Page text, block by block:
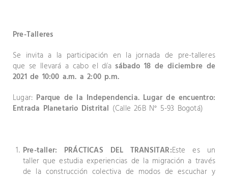
Pre-Talleres
Se invita a la participación en la jornada de pre-talleres
que se llevará a cabo el día sábado 18 de diciembre de
2021 de 10:00 a.m. a 2:00 p.m.
Lugar: Parque de la Independencia. Lugar de encuentro:
Entrada Planetario Distrital (Calle 26B N° 5-93 Bogotá)
Pre-taller: PRÁCTICAS DEL TRANSITAR:Este es un
taller que estudia experiencias de la migración a través
de la construcción colectiva de modos de escuchar y